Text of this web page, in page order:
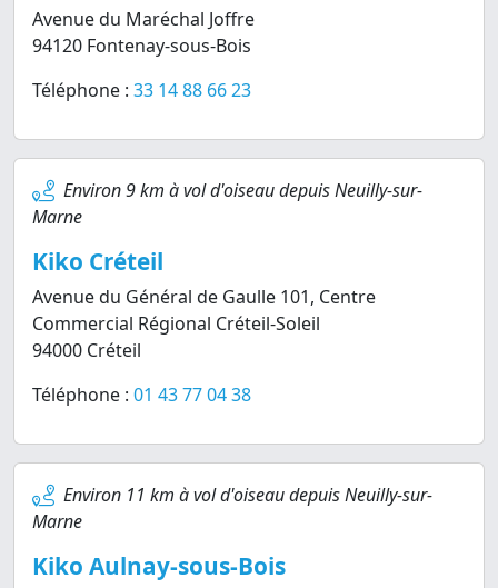
Avenue du Maréchal Joffre
94120 Fontenay-sous-Bois
Téléphone : 33 14 88 66 23
Environ 9 km à vol d'oiseau depuis Neuilly-sur-
Marne
Kiko Créteil
Avenue du Général de Gaulle 101, Centre
Commercial Régional Créteil-Soleil
94000 Créteil
Téléphone : 01 43 77 04 38
Environ 11 km à vol d'oiseau depuis Neuilly-sur-
Marne
Kiko Aulnay-sous-Bois